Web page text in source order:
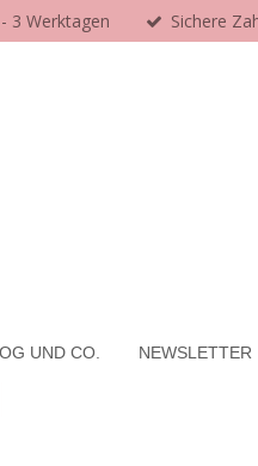
3 Werktagen Sichere
UND CO. NEWSLETTER